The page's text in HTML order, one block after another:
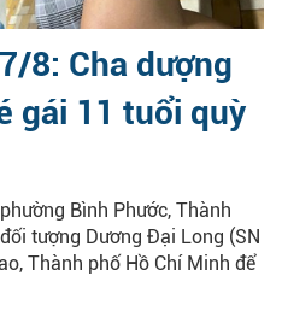
8: Cha dượng
gái 11 tuổi quỳ
Bình Phước, Thành
tượng Dương Đại Long (SN
Thành phố Hồ Chí Minh để